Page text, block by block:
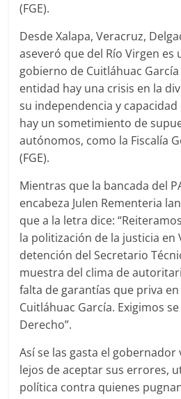
(FGE).
Desde Xalapa, Veracruz,
aseveró que del Río Virgen
gobierno de Cuitláhuac
entidad hay una crisis en la
su independencia y
hay un sometimiento de
autónomos, como la Fiscalía
(FGE).
Mientras que la bancada del
encabeza Julen Rementeria
que a la letra dice:
la politización de la justicia en
detención del Secretario
muestra del clima de
falta de garantías que priva
Cuitláhuac García. Exigimos
Derecho”.
Así se las gasta el
lejos de aceptar sus errores,
política contra quienes